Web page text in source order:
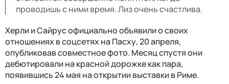
проводишь с ними время. Лиз очень счастлива.
Херли и Сайрус официально объявили о своих
отношениях в соцсетях на Пасху, 20 апреля,
опубликовав совместное фото. Месяц спустя они
дебютировали на красной дорожке как пара,
появившись 24 мая на открытии выставки в Риме.